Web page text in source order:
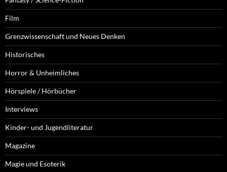
Film
Grenzwissenschaft und Neues Denken
Historisches
Horror & Unheimliches
Hörspiele / Hörbücher
Interviews
Kinder- und Jugendliteratur
Magazine
Magie und Esoterik